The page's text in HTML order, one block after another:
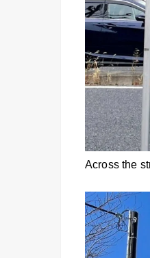
Across the